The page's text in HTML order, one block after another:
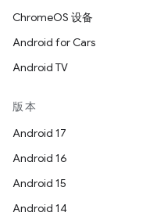
ChromeOS 设备
Android for Cars
Android TV
版本
Android 17
Android 16
Android 15
Android 14